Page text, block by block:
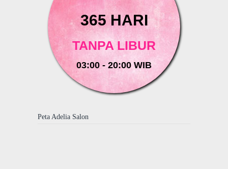
365 HARI
TANPA LIBUR
03:00 - 20:00 WIB
Peta Adelia Salon